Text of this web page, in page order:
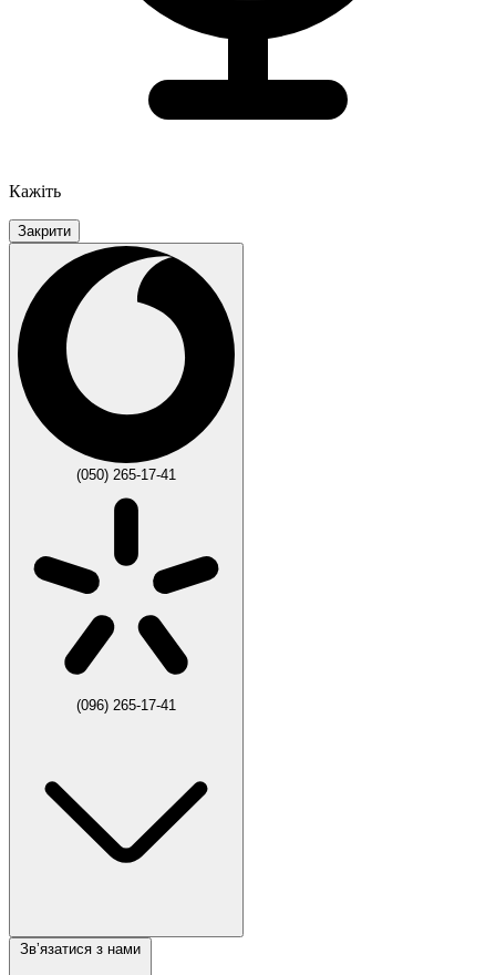
Кажіть
Закрити
(050) 265-17-41
(096) 265-17-41
Звʼязатися з нами